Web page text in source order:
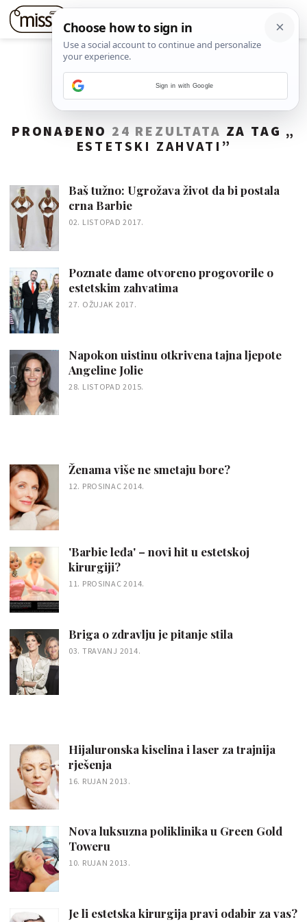
PRONAĐENO 24 REZULTATA ZA TAG „
ESTETSKI ZAHVATI ”
Baš tužno: Ugrožava život da bi postala
crna Barbie
02. LISTOPAD 2017.
Poznate dame otvoreno progovorile o
estetskim zahvatima
27. OŽUJAK 2017.
Napokon uistinu otkrivena tajna ljepote
Angeline Jolie
28. LISTOPAD 2015.
Ženama više ne smetaju bore?
12. PROSINAC 2014.
'Barbie leđa' – novi hit u estetskoj
kirurgiji?
11. PROSINAC 2014.
Briga o zdravlju je pitanje stila
03. TRAVANJ 2014.
Hijaluronska kiselina i laser za trajnija
rješenja
16. RUJAN 2013.
Nova luksuzna poliklinika u Green Gold
Toweru
10. RUJAN 2013.
Je li estetska kirurgija pravi odabir za vas?
Sign in with Google